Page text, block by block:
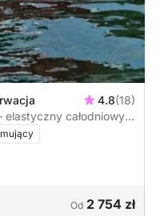
4.8(18)
elastyczny całodniowy
Od 2 754 zł